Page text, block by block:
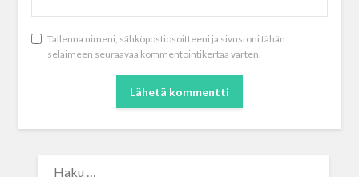
Tallenna nimeni, sähköpostiosoitteeni ja sivustoni tähän
selaimeen seuraavaa kommentointikertaa varten.